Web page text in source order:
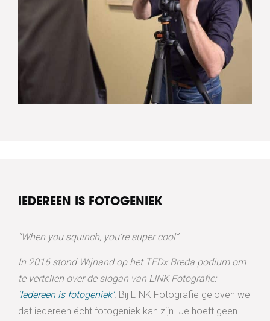
IEDEREEN IS FOTOGENIEK
“When you squinch, you’re super cool”
In 2016 stond Wijnand op het TEDx Breda podium om
te vertellen over de slogan van LINK Fotografie:
Iedereen is fotogeniek’. Bij LINK Fotografie geloven we
dat iedereen écht fotogeniek kan zijn. Je hoeft geen